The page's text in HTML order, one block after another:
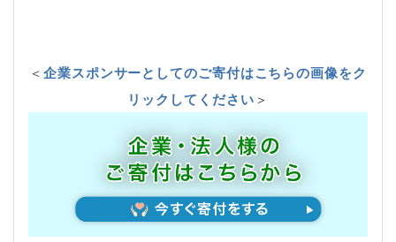
＜企業スポンサーとしてのご寄付はこちらの画像をク
リックしてください＞